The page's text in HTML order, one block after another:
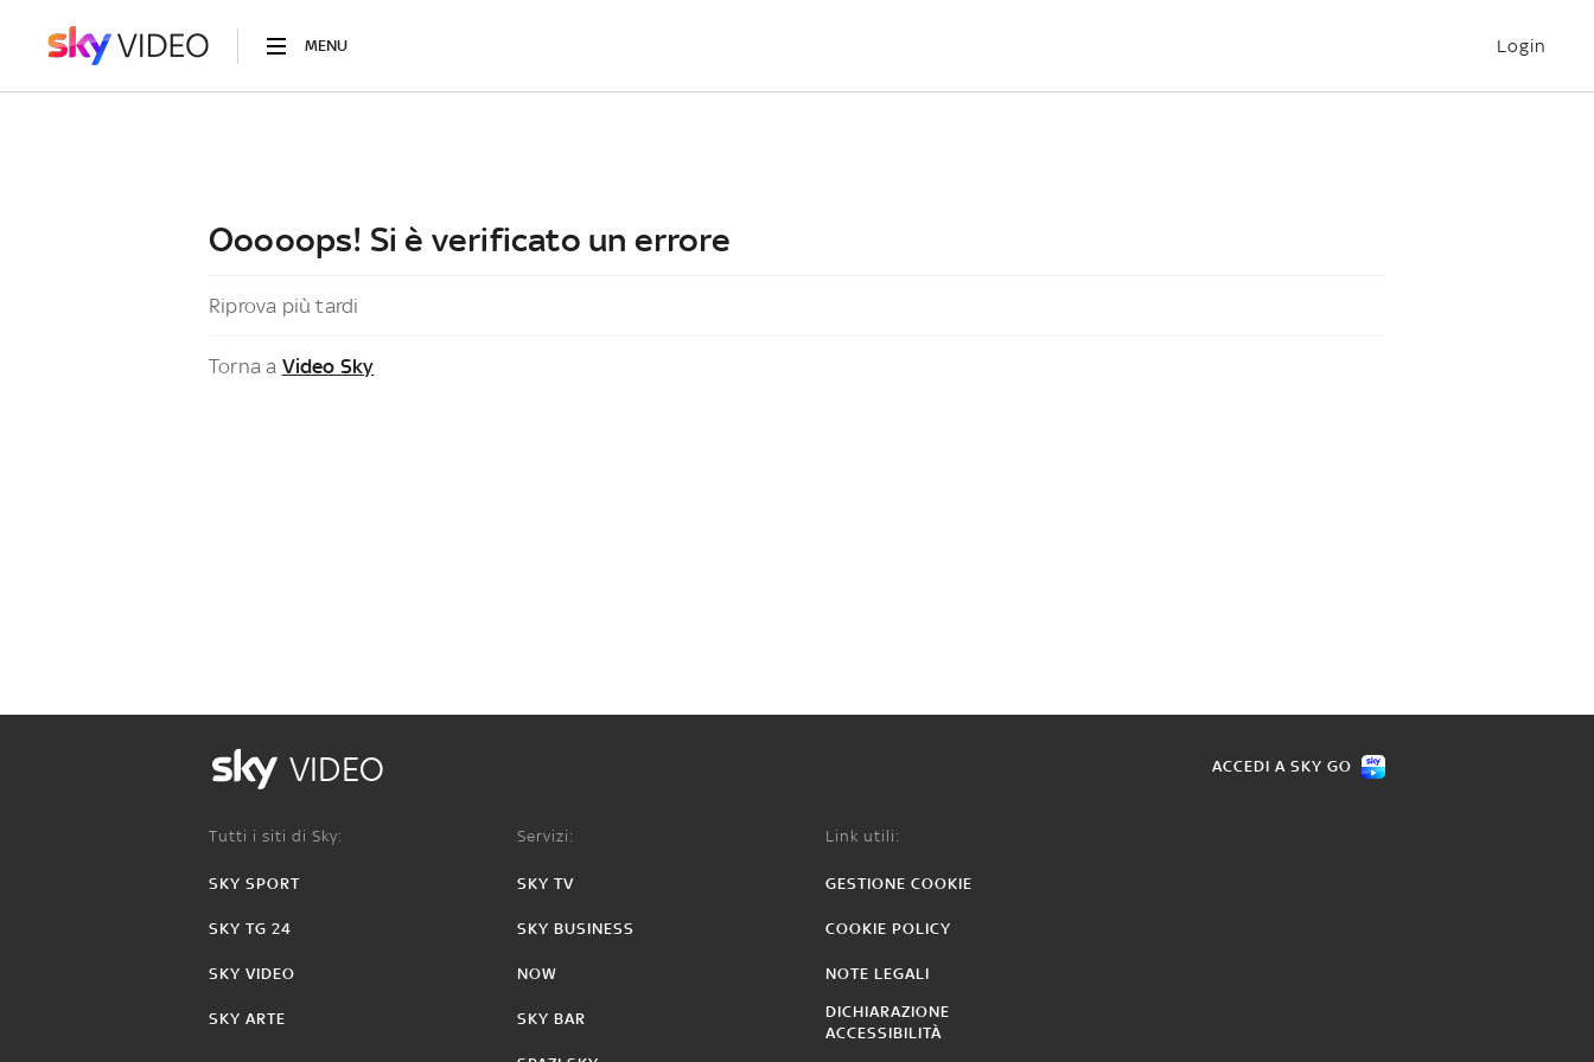
MENU Login
Ooooops! Si è verificato un errore
Riprova più tardi
Torna a Video Sky
VIDEO ACCEDI A SKY GO
Tutti i siti di Sky:
SKY SPORT
SKY TG 24
SKY VIDEO
SKY ARTE
Servizi:
SKY TV
SKY BUSINESS
NOW
SKY BAR
Link utili:
GESTIONE COOKIE
COOKIE POLICY
NOTE LEGALI
DICHIARAZIONE
ACCESSIBILITÀ